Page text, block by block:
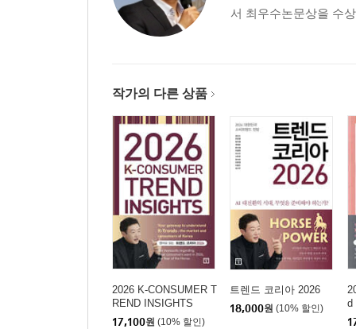
서 최우수논문상을 수
작가의 다른 상품
2026 K-CONSUMER T
REND INSIGHTS
17,100원 (10% 할인)
트렌드 코리아 2026
18,000원 (10% 할인)
d